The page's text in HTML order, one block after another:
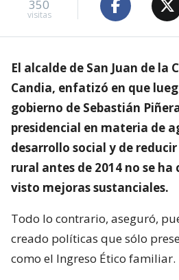
350
visitas
El alcalde de San Juan de la
Candia, enfatizó en que
gobierno de Sebastián
presidencial en materia de
desarrollo social y de
rural antes de 2014 no se ha
visto mejoras sustanciales.
Todo lo contrario, aseguró,
creado políticas que sólo
como el Ingreso Ético familiar.